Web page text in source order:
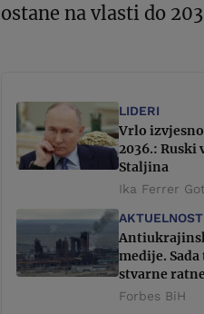
ostane na vlasti do
LIDERI
Vrlo
2036.: Ruski
Staljina
Ika Ferrer
medije.
stvarne
Forbes BiH